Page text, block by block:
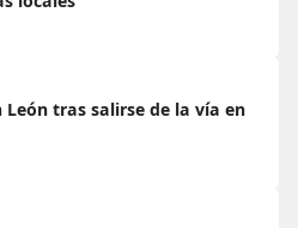
tras salirse de la vía en